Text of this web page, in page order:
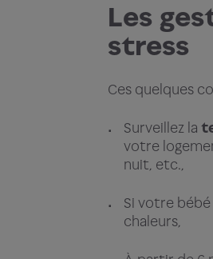
Les
stress
Ces quelques
Surveillez la
votre
nuit, etc.,
Si votre
chaleurs,